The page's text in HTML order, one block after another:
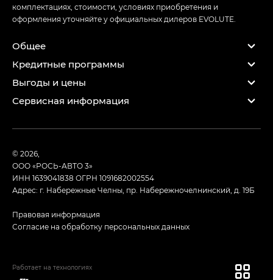
комплектациях, стоимости, условиях приобретения и
оформления уточняйте у официальных дилеров EVOLUTE.
Общее
Кредитные программы
Выгоды и цены
Сервисная информация
© 2026,
ООО «РОСЬ-АВТО 3»
ИНН 1639041838 ОГРН 1091682002554
Адрес: г. Набережные Челны, пр. Набережночелнинский, д. 19Б
Правовая информация
Согласие на обработку персональных данных
Работает на технологиях